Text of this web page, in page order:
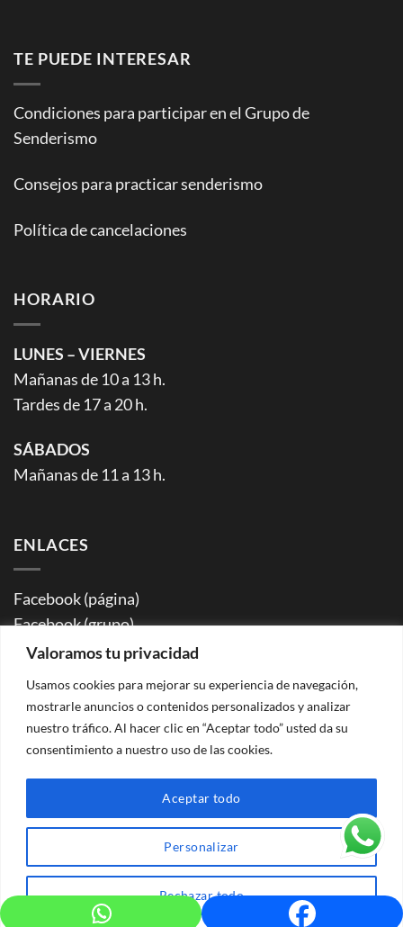
Valoramos tu privacidad
Usamos cookies para mejorar su experiencia de navegación,
mostrarle anuncios o contenidos personalizados y analizar
nuestro tráfico. Al hacer clic en “Aceptar todo” usted da su
consentimiento a nuestro uso de las cookies.
Personalizar
Rechazar todo
Aceptar todo
TE PUEDE INTERESAR
Condiciones para participar en el Grupo de
Senderismo
Consejos para practicar senderismo
Política de cancelaciones
HORARIO
LUNES – VIERNES
Mañanas de 10 a 13 h.
Tardes de 17 a 20 h.
SÁBADOS
Mañanas de 11 a 13 h.
ENLACES
Facebook (página)
Facebook (grupo)
Instagram
YouTube
Flickr
Peace of Mind 2026 ©Aviso legal | Política de privacidad |
Cookies| Condiciones de contratación |Agencia de Viajes
CV-Mm2515-V |
26.023076/V Registro sanitario para comidas de grupos